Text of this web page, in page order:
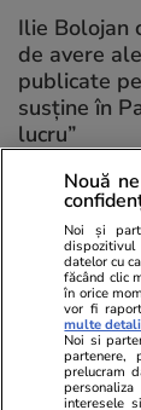
Ilie Bolojan
de avere
publicate
susține în
lucru”
Nouă
Noi și
dispozitivul
datelor cu
făcând clic
în orice
vor fi
multe
Noi si
partenere,
prelucram
interesele